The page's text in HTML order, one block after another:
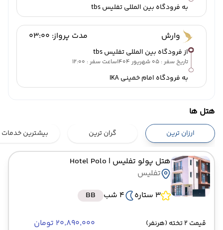
به فرودگاه بین المللی تفلیس tbs
وارش مدت پرواز: 03:00
از فرودگاه بین المللی تفلیس tbs
تاریخ سفر : 05 شهریور 1404 ساعت سفر : 12:00
به فرودگاه امام خمینی IKA
هتل ها
ارزان ترین گران ترین بیشترین خدمات
هتل پولو تفلیس | Hotel Polo
تفلیس
3 ستاره
4 شب BB
قیمت 2 تخته (هرنفر) ۲۰٬۸۹۰٬۰۰۰ تومان